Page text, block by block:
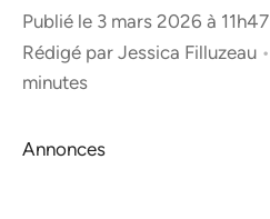
Publié le 3 mars 2026 à 11h47
Rédigé par Jessica Filluzeau •
minutes
Annonces